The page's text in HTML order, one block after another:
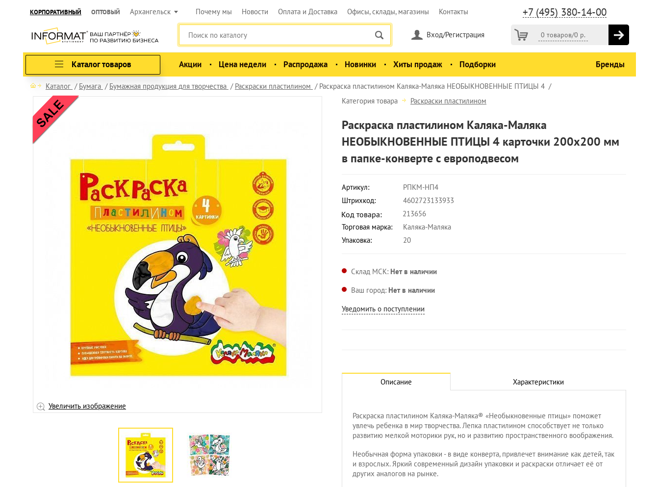
КОРПОРАТИВНЫЙ ОПТОВЫЙ Архангельск +7 (495) 380-14-00
Почему мы Новости Оплата и Доставка Офисы, склады, магазины Контакты
0 товаров/0 р.
Вход/Регистрация
Каталог товаров Акции Цена недели Распродажа Новинки Хиты продаж Подборки Бренды
Каталог Бумага Бумажная продукция для творчества Раскраски пластилином Раскраска пластилином Каляка-Маляка НЕОБЫКНОВЕННЫЕ ПТИЦЫ 4
Увеличить изображение
Категория товара Раскраски пластилином
Раскраска пластилином Каляка-Маляка
НЕОБЫКНОВЕННЫЕ ПТИЦЫ 4 карточки 200х200 мм
в папке-конверте с европодвесом
Артикул:
РПКМ-НП4
Штрихкод:
4602723133933
Код товара:
213656
Торговая марка:
Каляка-Маляка
Упаковка:
20
Склад МСК: Нет в наличии
Ваш город: Нет в наличии
Уведомить о поступлении
Описание Характеристики
Раскраска пластилином Каляка-Маляка® «Необыкновенные птицы» поможет
увлечь ребенка в мир творчества. Лепка пластилином способствует не только
развитию мелкой моторики рук, но и развитию пространственного воображения.
Необычная форма упаковки - в виде конверта, привлечет внимание как детей, так
и взрослых. Яркий современный дизайн упаковки и раскраски отличает её от
других аналогов на рынке.